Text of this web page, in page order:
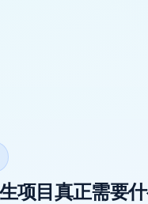
项目真正需要